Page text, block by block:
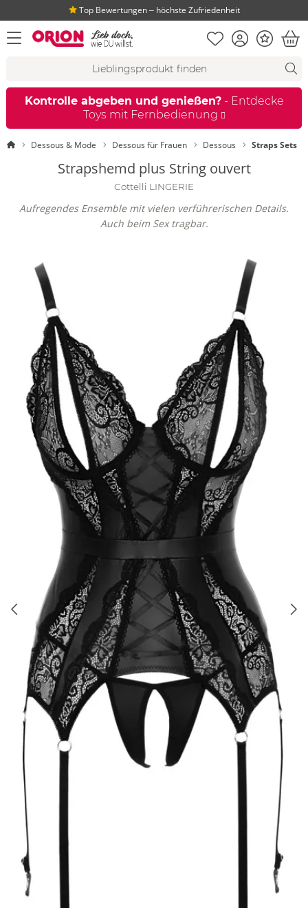
Top Bewertungen ‒ höchste Zufriedenheit
Menü öffnen Merkliste
KontoBonus
Kontrolle abgeben und genießen?- Entdecke
Toys mit Fernbedienung
StartseiteDessous & Mode Dessous für Frauen Dessous Straps Sets
Strapshemd plus String ouvert
Cottelli LINGERIE
Aufregendes Ensemble mit vielen verführerischen Details.
Auch beim Sex tragbar.